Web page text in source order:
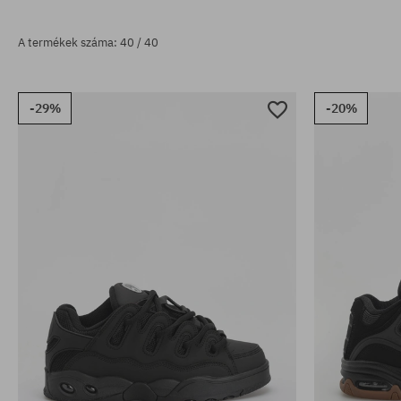
A termékek száma: 40 / 40
-29% -20%